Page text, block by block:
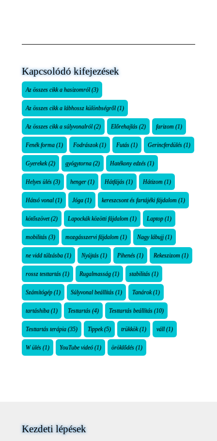
Kapcsolódó kifejezések
Az összes cikk a hasizomról(3)
Az összes cikk a lábhossz különbségről(1)
Az összes cikk a súlyvonalról(2) Előrehajlás(2) farizom (1)
Fenék forma(1) Fodrászok(1) Futás(1) Gerincferdülés(1)
Gyerekek(2) gyógytorna(2) Hatékony edzés(1)
Helyes ülés(3) henger(1) Hátfájás(1) Hátizom (1)
Hátsó vonal(1) Jóga(1) kereszcsont és fartájéki fájdalom (1)
kötőszövet(2) Lapockák közötti fájdalom (1) Laptop(1)
mobilitás(3) mozgásszervi fájdalom (1) Nagy lábujj(1)
ne vidd túlzásba(1) Nyújtás(1) Pihenés(1) Rekeszizom (1)
rossz testtartás(1) Rugalmasság(1) stabilitás(1)
Számítógép(1) Súlyvonal beállítás(1) Tanárok(1)
tartáshiba(1) Testtartás(4) Testtartás beállítás(10)
Testtartás terápia(35) Tippek(5) trükkök(1) váll(1)
W ülés(1) YouTube videó(1) öröklődés(1)
Kezdeti lépések